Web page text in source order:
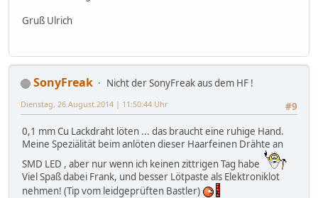
Gruß Ulrich
SonyFreak
Nicht der SonyFreak aus dem HF !
#9
Dienstag, 26.August.2014 | 11:50:44 Uhr
0,1 mm Cu Lackdraht löten ... das braucht eine ruhige Hand.
Meine Speziälität beim anlöten dieser Haarfeinen Drähte an
SMD LED , aber nur wenn ich keinen zittrigen Tag habe
Viel Spaß dabei Frank, und besser Lötpaste als Elektroniklot
nehmen! (Tip vom leidgeprüften Bastler)